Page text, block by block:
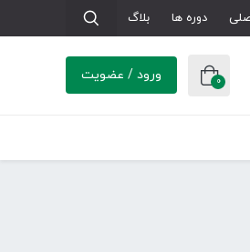
دوره ها بلاگ
0 ورود / عضویت